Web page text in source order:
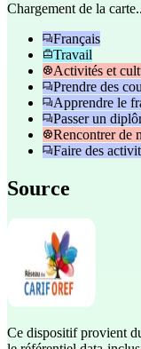
Chargement de la
Français
Travail
Activités et
Prendre des
Apprendre le
Passer un
Rencontrer de
Faire des
Source
Ce dispositif provient